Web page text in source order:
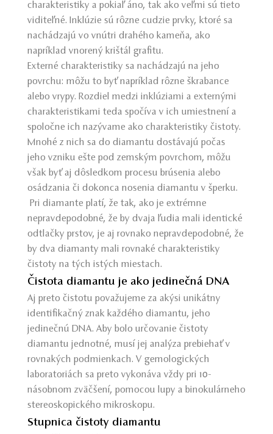
charakteristiky a pokiaľ áno, tak ako veľmi sú tieto
viditeľné. Inklúzie sú rôzne cudzie prvky, ktoré sa
nachádzajú vo vnútri drahého kameňa, ako
napríklad vnorený krištál grafitu.
Externé charakteristiky sa nachádzajú na jeho
povrchu: môžu to byť napríklad rôzne škrabance
alebo vrypy. Rozdiel medzi inklúziami a externými
charakteristikami teda spočíva v ich umiestnení a
spoločne ich nazývame ako charakteristiky čistoty.
Mnohé z nich sa do diamantu dostávajú počas
jeho vzniku ešte pod zemským povrchom, môžu
však byť aj dôsledkom procesu brúsenia alebo
osádzania či dokonca nosenia diamantu v šperku.
Pri diamante platí, že tak, ako je extrémne
nepravdepodobné, že by dvaja ľudia mali identické
odtlačky prstov, je aj rovnako nepravdepodobné, že
by dva diamanty mali rovnaké charakteristiky
čistoty na tých istých miestach.
Čistota diamantu je ako jedinečná DNA
Aj preto čistotu považujeme za akýsi unikátny
identifikačný znak každého diamantu, jeho
jedinečnú DNA. Aby bolo určovanie čistoty
diamantu jednotné, musí jej analýza prebiehať v
rovnakých podmienkach. V gemologických
laboratoriách sa preto vykonáva vždy pri 10-
násobnom zväčšení, pomocou lupy a binokulárneho
stereoskopického mikroskopu.
Stupnica čistoty diamantu